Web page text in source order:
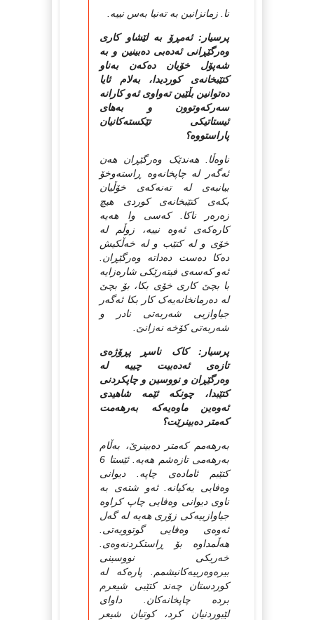
نا. زمانزانین به‌ ته‌نیا به‌س نییه‌.
پرسیار: ئەمڕۆ بە لێشاو کاری
وەرگێڕانی ئەدەبی دەبینین و بە
شەپۆل خۆیان دەکەن بەناو
کتێبخانەی کوردیدا، بەلام ئایا
دەتوانین بڵێین تەواوی ئەو کارانە
سەرکەوتوون و بەهای
ئیستاتیکی تێکستەکانیان
پاراستووە؟
ناوه‌ڵا. هه‌ندێک وه‌رگێڕان هه‌ن
ئه‌گه‌ر له‌ چاپخانه‌وه‌ ڕاسته‌وخۆ
بیانبه‌ی له‌ ته‌نه‌که‌ی خۆڵیان
بکه‌ی کتێبخانه‌ی کوردی هیچ
زه‌ره‌ر ناکا. که‌سی وا هه‌یه‌
کاره‌که‌ی ئه‌وه‌ نییه‌، زوڵم له‌
خۆی و له‌ کتێب و له‌ خه‌ڵکیش
ده‌کا ده‌ست ده‌داته‌ وه‌رگێڕان.
ئه‌و که‌سه‌ی فیته‌رێکی شاره‌زایه
با بچێ کاری خۆی بکا، بۆ بچێ
له‌ ده‌رمانخانه‌یه‌ک کار بکا ئه‌گه‌ر
جیاوازیی شه‌ربه‌تی نادر و
شه‌ربه‌تی کۆخه‌ نه‌زانێ.‌
پرسیار: کاک ناسڕ پڕۆژەی
تازەی ئەدەبیت چییە لە
وەرگێڕان و نووسین و چاپکردنی
کتێبدا، چونکە ئێمە شاهیدی
ئەوەین ماوەیەکە بەرهەمت
کەمتر دەبینرێت؟
به‌رهه‌مم که‌متر ده‌بینرێ، به‌ڵام
به‌رهه‌می تازه‌شم هه‌یه‌. ئێستا 6
کتێبم ئاماده‌ی چاپه‌. دیوانی
وه‌فایی یه‌کیانه‌. ئه‌و شته‌ی به‌
ناوی دیوانی وه‌فایی چاپ کراوه‌
جیاوازییه‌کی زۆری هه‌یه‌ له‌ گه‌ل
ئه‌وه‌ی وه‌فایی گوتوویه‌تی.
هه‌ڵمداوه‌ بۆ ڕاستکردنه‌وه‌ی.
خه‌ریکی نووسینی
بیره‌وه‌رییه‌کانیشمم. پاره‌که‌ له‌
کوردستان چه‌ند کتێبی شیعرم
برده‌ چاپخانه‌کان. داوای
لێبوردنیان کرد، کوتیان شیعر